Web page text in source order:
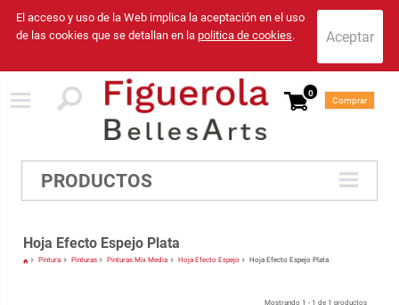
El acceso y uso de la Web implica la aceptación en el uso
de las cookies que se detallan en la politica de cookies.
0
Comprar
PRODUCTOS
Hoja Efecto Espejo Plata
Pintura Pinturas Pinturas Mix Media Hoja Efecto Espejo Hoja Efecto Espejo Plata
Mostrando 1 - 1 de 1 productos